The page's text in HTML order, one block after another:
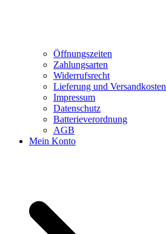
Öffnungszeiten
Zahlungsarten
Widerrufsrecht
Lieferung und Versandkosten
Impressum
Datenschutz
Batterieverordnung
AGB
Mein Konto